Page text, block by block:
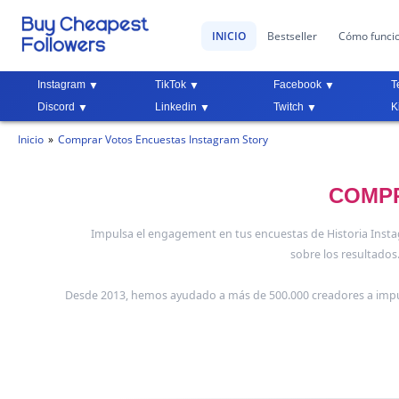
INICIO Bestseller Cómo
Instagram TikTok Facebook
Discord
Linkedin Twitch
Inicio Comprar Votos Encuestas Instagram Story
Impulsa el engagement en tus encuestas de Historia
sobre los
Desde 2013, hemos ayudado a más de 500.000 creadores a